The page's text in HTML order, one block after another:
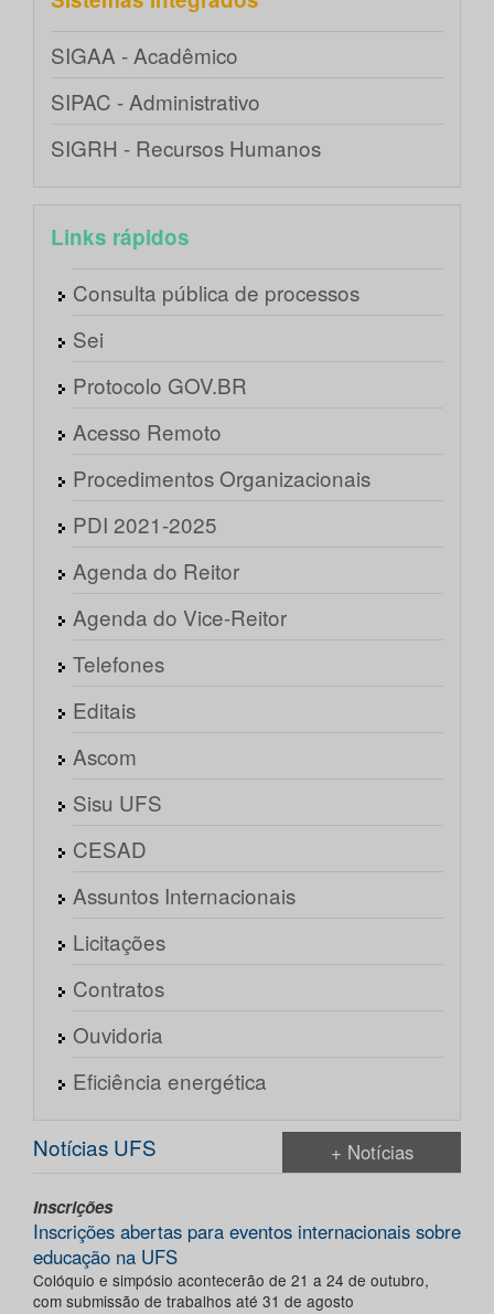
SIGAA - Acadêmico
SIPAC - Administrativo
SIGRH - Recursos Humanos
Links rápidos
Consulta pública de processos
Sei
Protocolo GOV.BR
Acesso Remoto
Procedimentos Organizacionais
PDI 2021-2025
Agenda do Reitor
Agenda do Vice-Reitor
Telefones
Editais
Ascom
Sisu UFS
CESAD
Assuntos Internacionais
Licitações
Contratos
Ouvidoria
Eficiência energética
Notícias UFS + Notícias
Inscrições
Inscrições abertas para eventos internacionais sobre
educação na UFS
Colóquio e simpósio acontecerão de 21 a 24 de outubro,
com submissão de trabalhos até 31 de agosto